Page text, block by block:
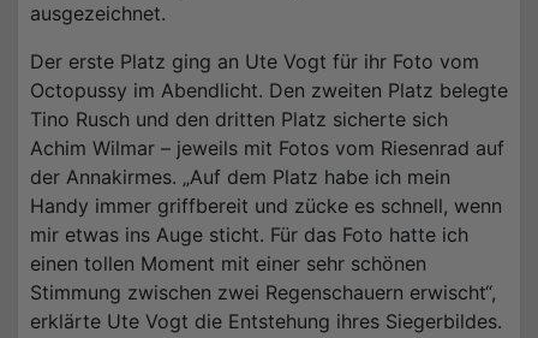
ausgezeichnet.
Der erste Platz ging an Ute Vogt für ihr Foto vom
Octopussy im Abendlicht. Den zweiten Platz belegte
Tino Rusch und den dritten Platz sicherte sich
Achim Wilmar – jeweils mit Fotos vom Riesenrad auf
der Annakirmes. „Auf dem Platz habe ich mein
Handy immer griffbereit und zücke es schnell, wenn
mir etwas ins Auge sticht. Für das Foto hatte ich
einen tollen Moment mit einer sehr schönen
Stimmung zwischen zwei Regenschauern erwischt“,
erklärte Ute Vogt die Entstehung ihres Siegerbildes.